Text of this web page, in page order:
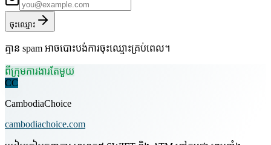
ចុះឈ្មោះ
គ្មាន spam អាចបោះបង់ការចុះឈ្មោះគ្រប់ពេល។
ពីក្រុមការងារតែមួយ
CC
CambodiaChoice
cambodiachoice.com